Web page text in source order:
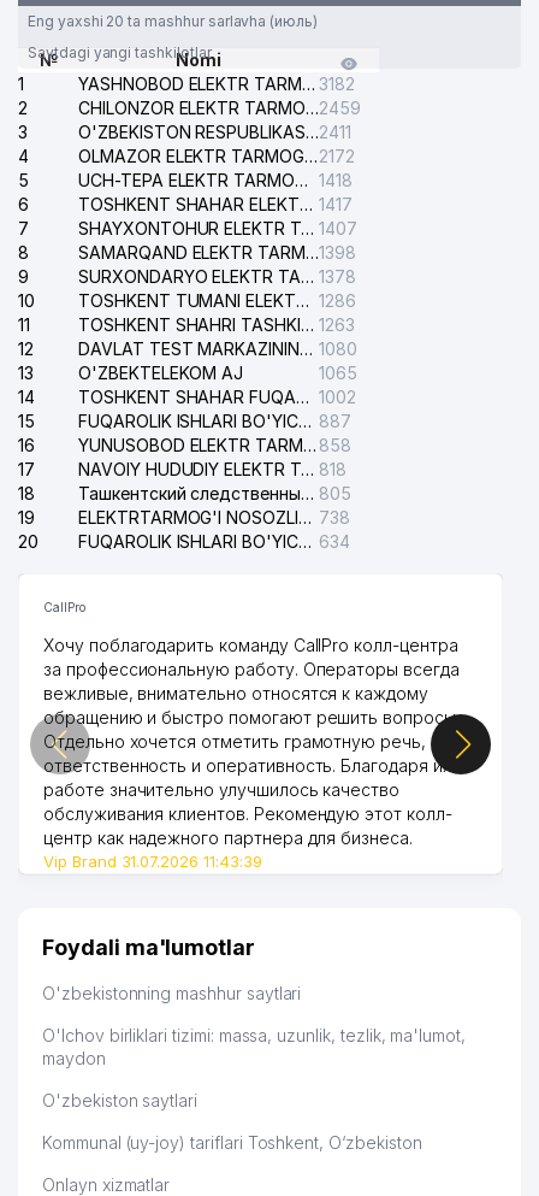
Eng yaxshi 20 ta mashhur sarlavha (июль)
Saytdagi yangi tashkilotlar
№
Nomi
1
YASHNOBOD ELEKTR TARMOG'I NOSOZLIKLARI XIZMATI 3182
2
CHILONZOR ELEKTR TARMOG'I NOSOZLIK XIZMATI2459
3
O'ZBEKISTON RESPUBLIKASI BOSH PROKURATURASI ISHONCH TELEFONI2411
4
OLMAZOR ELEKTR TARMOG'I NOSOZLIKLARI XIZMATI2172
5
UCH-TEPA ELEKTR TARMOG'I NOSOZLIKLARI XIZMATI 1418
6
TOSHKENT SHAHAR ELEKTR TARMOQLARI KORXONASI AJ 1417
7
SHAYXONTOHUR ELEKTR TARMOG'I NOSOZLIKLARINI TUZATISH XIZMATI 1407
8
SAMARQAND ELEKTR TARMOQLARI AJ1398
9
SURXONDARYO ELEKTR TARMOQLARI AJ 1378
10
TOSHKENT TUMANI ELEKTR TARMOG'I AVARIYA XIZMATI 1286
11
TOSHKENT SHAHRI TASHKILOT TELEFONLARI HAQIDA MA'LUMOT BYUROSI 1263
12
DAVLAT TEST MARKAZINING ISHONCH TELEFONLARI 1080
13
O'ZBEKTELEKOM AJ
1065
14
TOSHKENT SHAHAR FUQAROLIK ISHLARI BO'YICHA SUDI 1002
15
FUQAROLIK ISHLARI BO'YICHA YAKKASAROY TUMANLARARO SUDI 887
16
YUNUSOBOD ELEKTR TARMOG'I NOSOZLIKLARI XIZMATI 858
17
NAVOIY HUDUDIY ELEKTR TARMOQLARI KORXONASI AJ 818
18
Ташкентский следственный изолятор 805
19
ELEKTRTARMOG'I NOSOZLIKLARINI TO'ZATISH SERGELI XIZMATI 738
20
FUQAROLIK ISHLARI BO'YICHA UCH-TEPA TUMANI SUDI 634
CallPro
Хочу поблагодарить команду CallPro колл-центра
за профессиональную работу. Операторы всегда
вежливые, внимательно относятся к каждому
обращению и быстро помогают решить вопросы.
Отдельно хочется отметить грамотную речь,
ответственность и оперативность. Благодаря их
работе значительно улучшилось качество
обслуживания клиентов. Рекомендую этот колл-
центр как надежного партнера для бизнеса.
Vip Brand 31.07.2026 11:43:39
Foydali ma'lumotlar
O'zbekistonning mashhur saytlari
O'lchov birliklari tizimi: massa, uzunlik, tezlik, ma'lumot,
maydon
O'zbekiston saytlari
Kommunal (uy-joy) tariflari Toshkent, O‘zbekiston
Onlayn xizmatlar